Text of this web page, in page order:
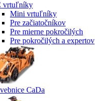
vrtuľníky
Mini vrtuľníky
Pre začiatočníkov
Pre mierne pokročilých
Pre pokročilých a expertov
CaDa